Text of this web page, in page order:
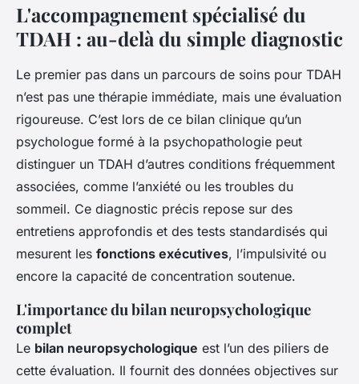
L'accompagnement spécialisé du
TDAH : au-delà du simple diagnostic
Le premier pas dans un parcours de soins pour TDAH
n’est pas une thérapie immédiate, mais une évaluation
rigoureuse. C’est lors de ce bilan clinique qu’un
psychologue formé à la psychopathologie peut
distinguer un TDAH d’autres conditions fréquemment
associées, comme l’anxiété ou les troubles du
sommeil. Ce diagnostic précis repose sur des
entretiens approfondis et des tests standardisés qui
mesurent les fonctions exécutives, l’impulsivité ou
encore la capacité de concentration soutenue.
L'importance du bilan neuropsychologique
complet
Le bilan neuropsychologique est l’un des piliers de
cette évaluation. Il fournit des données objectives sur